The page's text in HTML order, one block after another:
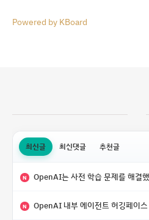
Powered by KBoard
최신글 최신댓글 추천글
N OpenAI는 사전 학습 문제를 해결했으며, 'Doug'라는 코드명을 가
N OpenAI 내부 에이전트 허깅페이스